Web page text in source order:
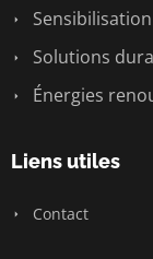
Solutions
Énergies
Liens utiles
Contact